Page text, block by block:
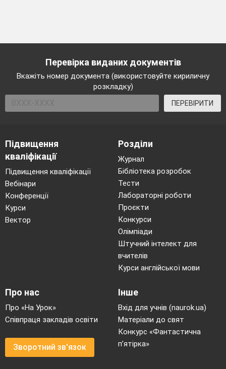
Перевірка виданих документів
Вкажіть номер документа (використовуйте кириличну
розкладку)
ПЕРЕВІРИТИ
Підвищення
кваліфікації
Підвищення кваліфікації
Вебінари
Конференції
Курси
Вектор
Розділи
Журнал
Бібліотека розробок
Тести
Лабораторні роботи
Проєкти
Конкурси
Олімпіади
Штучний інтелект для
вчителів
Курси англійської мови
Про нас
Про «На Урок»
Співпраця закладів освіти
Зворотний зв'язок
Інше
Вхід для учнів (naurok.ua)
Матеріали до свят
Конкурс «Фантастична
п’ятірка»